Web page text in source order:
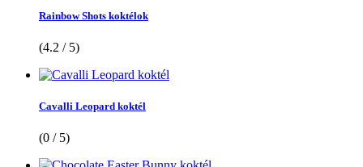
Rainbow Shots koktélok
(4.2 / 5)
Cavalli Leopard koktél
(0 / 5)